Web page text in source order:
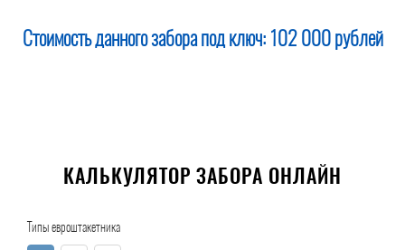
Стоимость данного забора под ключ: 102 000 рублей
КАЛЬКУЛЯТОР ЗАБОРА ОНЛАЙН
Типы евроштакетника